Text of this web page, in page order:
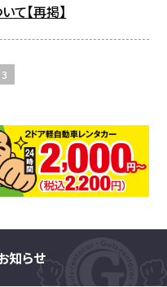
て【再掲】
3
知らせ